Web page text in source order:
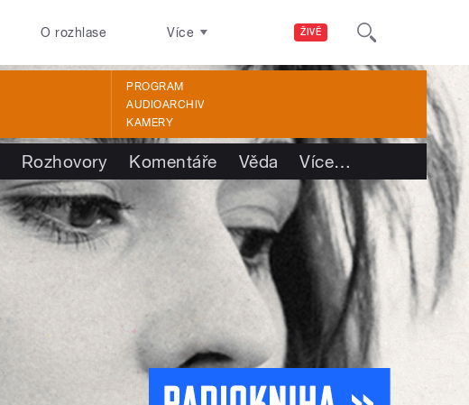
ŽIVĚ
O rozhlase Více
PROGRAM
AUDIOARCHIV
KAMERY
Rozhovory Komentáře Věda Více…